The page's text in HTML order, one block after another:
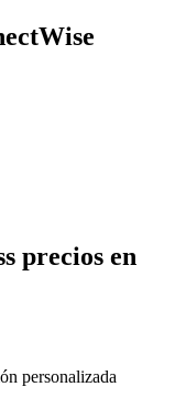
precios en
personalizada